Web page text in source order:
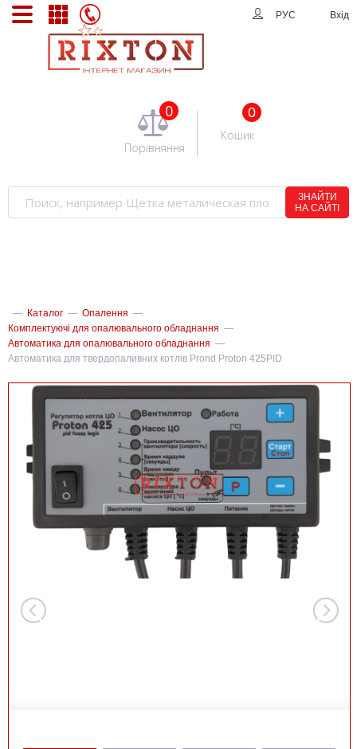
РУС Вхід
0
Порівняння
0
Кошик
ЗНАЙТИ
НА САЙТІ
— Каталог — Опалення —
Комплектуючі для опалювального обладнання —
Автоматика для опалювального обладнання —
Автоматика для твердопаливних котлів Prond Proton 425PID